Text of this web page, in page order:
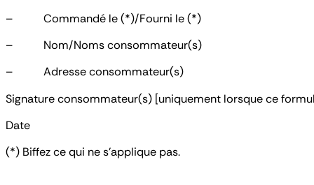
– Commandé le (*)/Fourni le (*)
– Nom/Noms consommateur(s)
– Adresse consommateur(s)
Signature consommateur(s) [uniquement lorsque ce
Date
(*) Biffez ce qui ne s’applique pas.